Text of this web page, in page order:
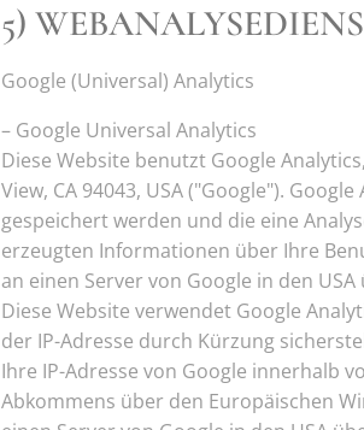
5)
Google (Universal) Analytics
– Google Universal Analytics
Diese Website benutzt Google
View, CA 94043, USA ("Google").
gespeichert werden und die eine
erzeugten Informationen über Ihre
an einen Server von Google in den
Diese Website verwendet Google
der IP-Adresse durch Kürzung
Ihre IP-Adresse von Google innerhalb
Abkommens über den Europäischen